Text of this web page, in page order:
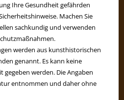
Ihre Gesundheit gefährden
Machen Sie
sachkundig und verwenden
werden aus kunsthistorischen
genannt. Es kann keine
gegeben werden. Die Angaben
entnommen und daher ohne